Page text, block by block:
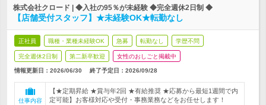
株式会社クロード | ◆入社の95％が未経験 ◆完全週休2日制 ◆
【店舗受付スタッフ】★未経験OK★転勤なし
正社員 職種・業種未経験OK 急募 転勤なし 学歴不問
完全週休2日制 第二新卒歓迎 女性のおしごと掲載中
情報更新日：2026/06/30 終了予定日： 2026/09/28
仕事内容
【★定期昇給 ★賞与年2回 ★有給推奨 ★応募から最短1週間で内
定可能】お客様対応や受付・事務業務などをお任せします！